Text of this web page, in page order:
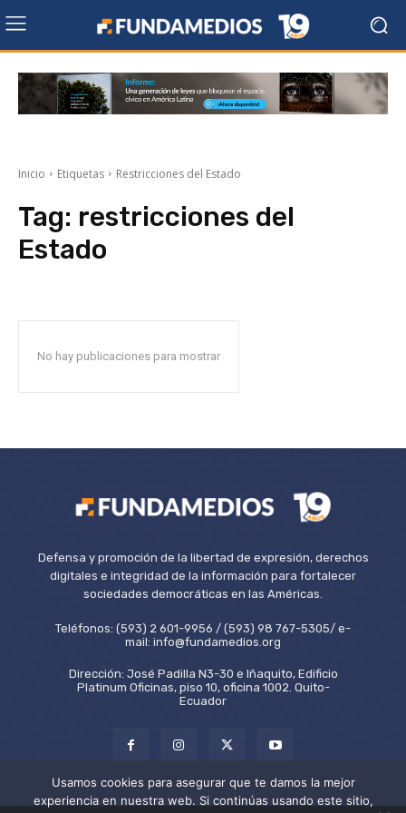
Inicio Etiquetas Restricciones del Estado
Tag: restricciones del
Estado
No hay publicaciones para mostrar
Defensa y promoción de la libertad de expresión, derechos
digitales e integridad de la información para fortalecer
sociedades democráticas en las Américas.
Teléfonos: (593) 2 601-9956 / (593) 98 767-5305/ e-
mail: info@fundamedios.org
Dirección: José Padilla N3-30 e Iñaquito, Edificio
Platinum Oficinas, piso 10, oficina 1002. Quito-
Ecuador
Usamos cookies para asegurar que te damos la mejor
experiencia en nuestra web. Si continúas usando este sitio,